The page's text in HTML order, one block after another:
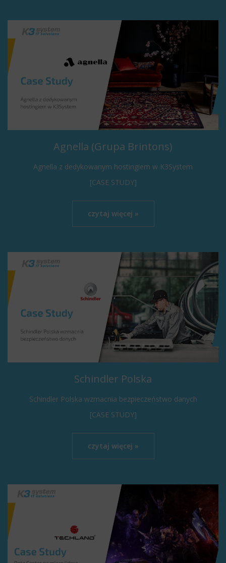
Agnella (Grupa Brintons)
Agnella z dedykowanym hostingiem w K3System
[CASE STUDY]
czytaj więcej »
Schindler Polska
Schindler Polska wzmacnia bezpieczeństwo danych
[CASE STUDY]
czytaj więcej »